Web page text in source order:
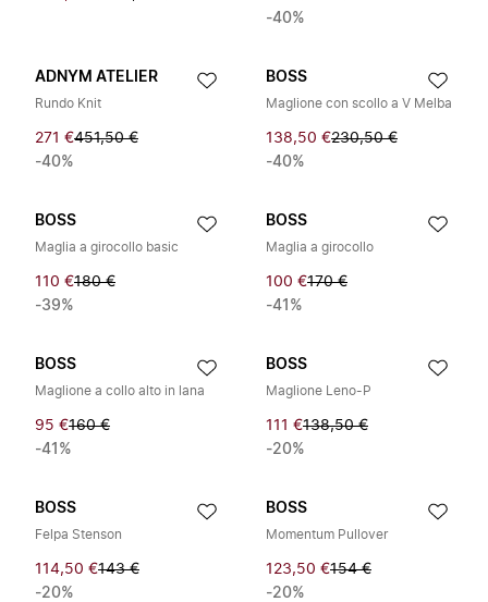
-40%
ADNYM ATELIER
Rundo Knit
271 €451,50 €
-40%
BOSS
Maglione con scollo a V Melba
138,50 €230,50 €
-40%
BOSS
Maglia a girocollo basic
110 €180 €
-39%
BOSS
Maglia a girocollo
100 €170 €
-41%
BOSS
Maglione a collo alto in lana
95 €160 €
-41%
BOSS
Maglione Leno-P
111 €138,50 €
-20%
BOSS
Felpa Stenson
114,50 €143 €
-20%
BOSS
Momentum Pullover
123,50 €154 €
-20%